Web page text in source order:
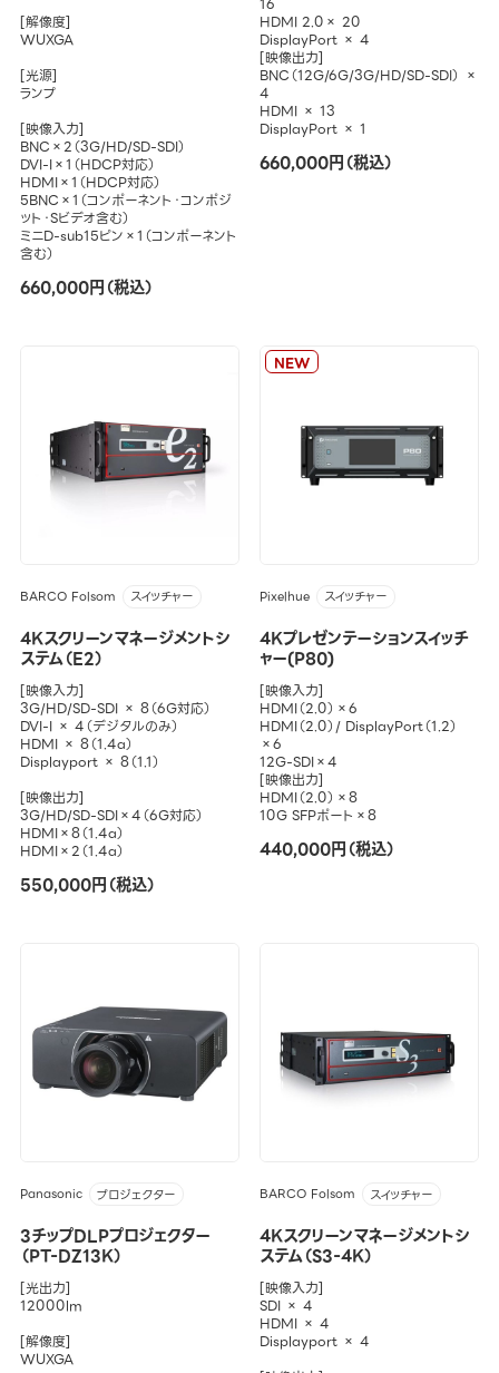
[解像度]
WUXGA
[光源]
ランプ
[映像入力]
BNC×2（3G/HD/SD-SDI）
DVI-I×1（HDCP対応）
HDMI×1（HDCP対応）
5BNC×1（コンポーネント・コンポジ
ット・Sビデオ含む）
ミニD-sub15ピン×1（コンポーネント
含む）
660,000円（税込）
HDMI 2.0× 20
DisplayPort × 4
[映像出力]
BNC（12G/6G/3G/HD/SD-SDI） ×
4
HDMI × 13
DisplayPort × 1
660,000円（税込）
BARCO Folsom スイッチャー
4Kスクリーンマネージメントシ
ステム（E2）
[映像入力]
3G/HD/SD-SDI × 8（6G対応）
DVI-I × 4（デジタルのみ）
HDMI × 8（1.4a）
Displayport × 8（1.1）
[映像出力]
3G/HD/SD-SDI×4（6G対応）
HDMI×8（1.4a）
HDMI×2（1.4a）
550,000円（税込）
NEW
Pixelhue スイッチャー
4Kプレゼンテーションスイッチ
ャー(P80)
[映像入力]
HDMI（2.0）×6
HDMI（2.0）/ DisplayPort（1.2）
×6
12G-SDI×4
[映像出力]
HDMI（2.0）×8
10G SFPポート×8
440,000円（税込）
Panasonic プロジェクター
3チップDLPプロジェクター
（PT-DZ13K）
[光出力]
12000lm
[解像度]
WUXGA
BARCO Folsom スイッチャー
4Kスクリーンマネージメントシ
ステム（S3-4K）
[映像入力]
SDI × 4
HDMI × 4
Displayport × 4